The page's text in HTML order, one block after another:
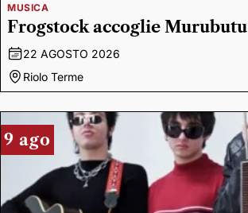
MUSICA
Frogstock accoglie Murubutu
22 AGOSTO 2026
Riolo Terme
9 ago